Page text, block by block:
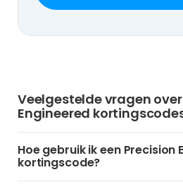
Veelgestelde vragen
Engineered
Hoe gebruik ik een Precision
kortingscode?